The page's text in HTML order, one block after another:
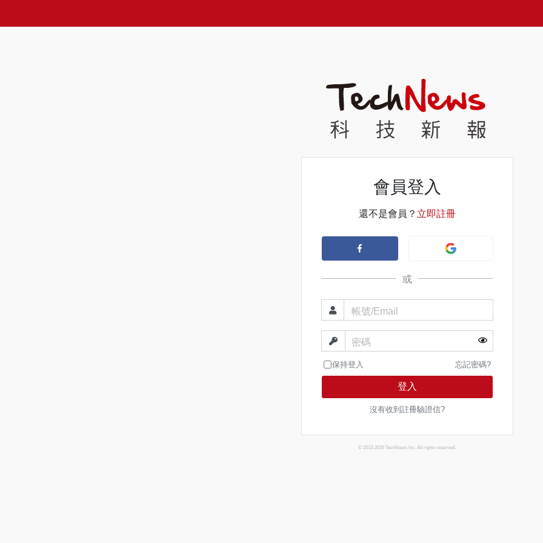
會員登入
還不是會員？ 立即註冊
或
帳號/Email
密碼
保持登入 忘記密碼?
登入
沒有收到註冊驗證信?
© 2013-2026 TechNews Inc. All rights reserved.